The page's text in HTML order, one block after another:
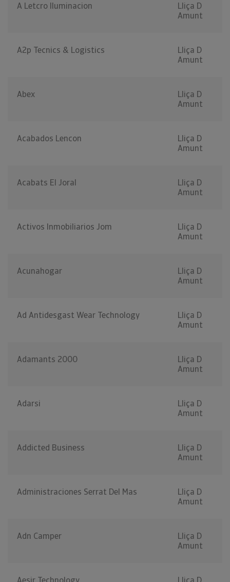
A Letcro Iluminacion
Lliça D
Amunt
A2p Tecnics & Logistics
Lliça D
Amunt
Abex
Lliça D
Amunt
Acabados Lencon
Lliça D
Amunt
Acabats El Joral
Lliça D
Amunt
Activos Inmobiliarios Jom
Lliça D
Amunt
Acunahogar
Lliça D
Amunt
Ad Antidesgast Wear Technology
Lliça D
Amunt
Adamants 2000
Lliça D
Amunt
Adarsi
Lliça D
Amunt
Addicted Business
Lliça D
Amunt
Administraciones Serrat Del Mas
Lliça D
Amunt
Adn Camper
Lliça D
Amunt